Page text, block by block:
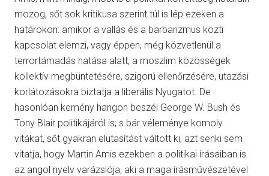
mozog, sőt sok kritikusa szerint túl is lép ezeken a
határokon: amikor a vallás és a barbarizmus közti
kapcsolat elemzi, vagy éppen, még közvetlenül a
terrortámadás hatása alatt, a moszlim közösségek
kollektív megbüntetésére, szigorú ellenőrzésére, utazási
korlátozásokra biztatja a liberális Nyugatot. De
hasonlóan kemény hangon beszél George W. Bush és
Tony Blair politikájáról is; s bár véleménye komoly
vitákat, sőt gyakran elutasítást váltott ki, azt senki sem
vitatja, hogy Martin Amis ezekben a politikai írásaiban is
az angol nyelv varázslója, aki a maga írásművészetével